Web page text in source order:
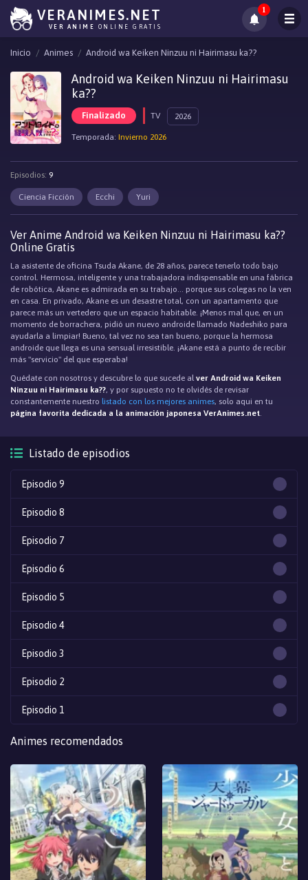
VERANIMES.NET
VER ANIME ONLINE GRATIS
1
Inicio Animes Android wa Keiken Ninzuu ni Hairimasu ka??
Android wa Keiken Ninzuu ni Hairimasu
ka??
Finalizado TV 2026
Temporada: Invierno 2026
Episodios: 9
Ciencia Ficción Ecchi Yuri
Ver Anime Android wa Keiken Ninzuu ni Hairimasu ka??
Online Gratis
La asistente de oficina Tsuda Akane, de 28 años, parece tenerlo todo bajo
control. Hermosa, inteligente y una trabajadora indispensable en una fábrica
de robótica, Akane es admirada en su trabajo... porque sus colegas no la ven
en casa. En privado, Akane es un desastre total, con un apartamento que
parece más un vertedero que un espacio habitable. ¡Menos mal que, en un
momento de borrachera, pidió un nuevo androide llamado Nadeshiko para
ayudarla a limpiar! Bueno, tal vez no sea tan bueno, porque la hermosa
androide que llega es una sensual irresistible. ¡Akane está a punto de recibir
más "servicio" del que esperaba!
Quédate con nosotros y descubre lo que sucede alver Android wa Keiken
Ninzuu ni Hairimasu ka??, y por supuesto no te olvidés de revisar
constantemente nuestro listado con los mejores animes, solo aqui en tu
página favorita dedicada a la animación japonesa VerAnimes.net.
Listado de episodios
Episodio 9
Episodio 8
Episodio 7
Episodio 6
Episodio 5
Episodio 4
Episodio 3
Episodio 2
Episodio 1
Animes recomendados